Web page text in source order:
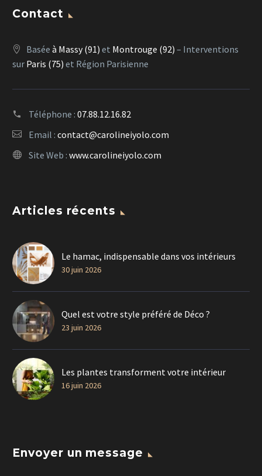
Contact
Basée à Massy (91) et Montrouge (92) – Interventions
sur Paris (75) et Région Parisienne
Téléphone : 07.88.12.16.82
Email : contact@carolineiyolo.com
Site Web : www.carolineiyolo.com
Articles récents
Le hamac, indispensable dans vos intérieurs
30 juin 2026
Quel est votre style préféré de Déco ?
23 juin 2026
Les plantes transforment votre intérieur
16 juin 2026
Envoyer un message